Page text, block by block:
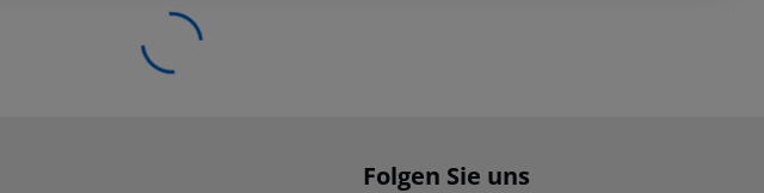
Folgen Sie uns